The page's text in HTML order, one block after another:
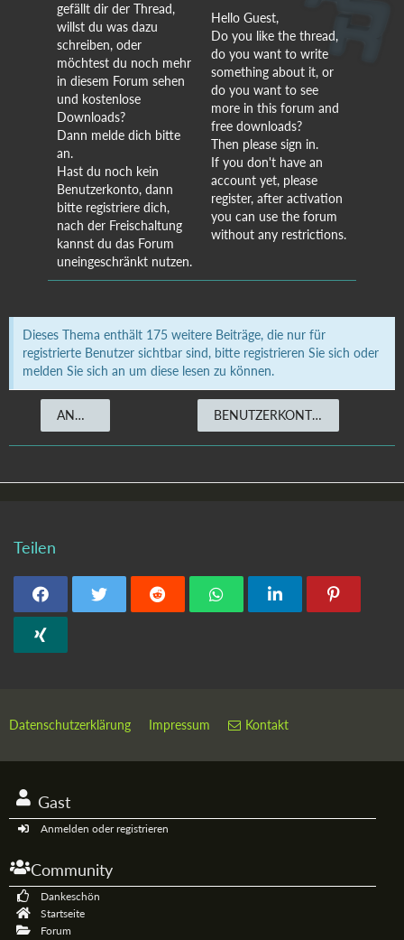
gefällt dir der Thread,
willst du was dazu
schreiben, oder
möchtest du noch mehr
in diesem Forum sehen
und kostenlose
Downloads?
Dann melde dich bitte
an.
Hast du noch kein
Benutzerkonto, dann
bitte registriere dich,
nach der Freischaltung
kannst du das Forum
uneingeschränkt nutzen.
Hello Guest,
Do you like the thread,
do you want to write
something about it, or
do you want to see
more in this forum and
free downloads?
Then please sign in.
If you don't have an
account yet, please
register, after activation
you can use the forum
without any restrictions.
Dieses Thema enthält 175 weitere Beiträge, die nur für
registrierte Benutzer sichtbar sind, bitte registrieren Sie sich oder
melden Sie sich an um diese lesen zu können.
ANMELDEN BENUTZERKONTO ERSTELLEN
Teilen
Datenschutzerklärung Impressum Kontakt
Gast
Anmelden oder registrieren
Community
Dankeschön
Startseite
Forum